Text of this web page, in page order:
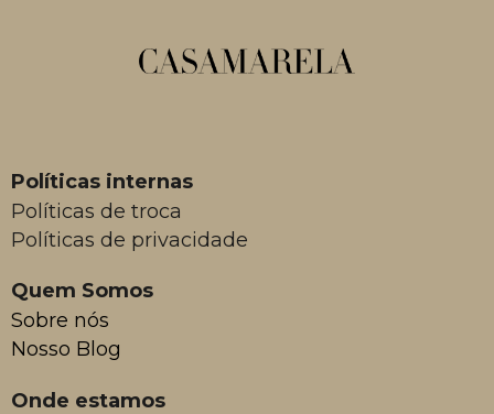
Políticas internas
Políticas de troca
Políticas de privacidade
Quem Somos
Sobre nós
Nosso Blog
Onde estamos